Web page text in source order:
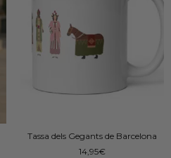
Tassa dels Gegants de Barcelona
14,95€